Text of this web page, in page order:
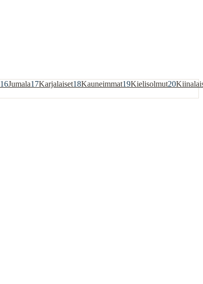
16Jumala17Karjalaiset18Kauneimmat19Kielisolmut20